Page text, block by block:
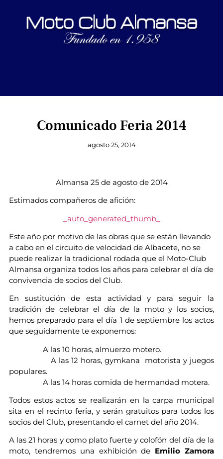
Comunicado Feria 2014
agosto 25, 2014
Almansa 25 de agosto de 2014
Estimados compañeros de afición:
_auto_generated_thumb_
Este año por motivo de las obras que se están llevando
a cabo en el circuito de velocidad de Albacete, no se
puede realizar la tradicional rodada que el Moto-Club
Almansa organiza todos los años para celebrar el día de
convivencia de socios del Club.
En sustitución de esta actividad y para seguir la
tradición de celebrar el día de la moto y los socios,
hemos preparado para el día 1 de septiembre los actos
que seguidamente te exponemos:
A las 10 horas, almuerzo motero.
A las 12 horas, gymkana motorista y juegos
populares.
A las 14 horas comida de hermandad motera.
Todos estos actos se realizarán en la carpa municipal
sita en el recinto feria, y serán gratuitos para todos los
socios del Club, presentando el carnet del año 2014.
A las 21 horas y como plato fuerte y colofón del día de la
moto, tendremos una exhibición de Emilio Zamora